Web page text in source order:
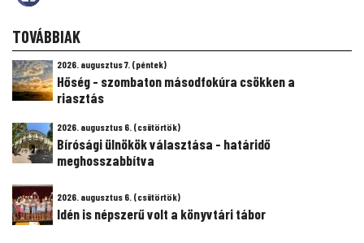
TOVÁBBIAK
2026. augusztus 7. (péntek)
Hőség - szombaton másodfokúra csökken a
riasztás
2026. augusztus 6. (csütörtök)
Bírósági ülnökök választása - határidő
meghosszabbítva
2026. augusztus 6. (csütörtök)
Idén is népszerű volt a könyvtári tábor